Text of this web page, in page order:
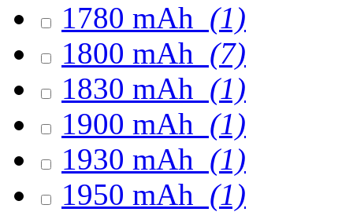
1780 mAh (1)
1800 mAh (7)
1830 mAh (1)
1900 mAh (1)
1930 mAh (1)
1950 mAh (1)